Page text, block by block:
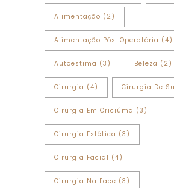
Alimentação (2)
Alimentação Pós-Operatória (4)
Autoestima (3) Beleza (2)
Cirurgia (4) Cirurgia De
Cirurgia Em Criciúma (3)
Cirurgia Estética (3)
Cirurgia Facial (4)
Cirurgia Na Face (3)